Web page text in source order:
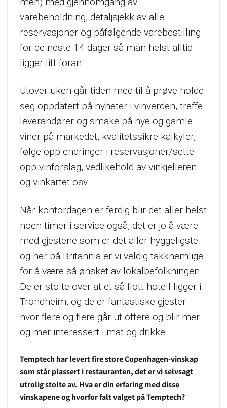
varebeholdning, detaljsjekk av alle
reservasjoner og påfølgende varebestilling
for de neste 14 dager så man helst alltid
ligger litt foran.
Utover uken går tiden med til å prøve holde
seg oppdatert på nyheter i vinverden, treffe
leverandører og smake på nye og gamle
viner på markedet, kvalitetssikre kalkyler,
følge opp endringer i reservasjoner/sette
opp vinforslag, vedlikehold av vinkjelleren
og vinkartet osv.
Når kontordagen er ferdig blir det aller helst
noen timer i service også, det er jo å være
med gjestene som er det aller hyggeligste
og her på Britannia er vi veldig takknemlige
for å være så ønsket av lokalbefolkningen.
De er stolte over at et så flott hotell ligger i
Trondheim, og de er fantastiske gjester
hvor flere og flere går ut oftere og blir mer
og mer interessert i mat og drikke.
Temptech har levert fire store Copenhagen-vinskap
som står plassert i restauranten, det er vi selvsagt
utrolig stolte av. Hva er din erfaring med disse
vinskapene og hvorfor falt valget på Temptech?